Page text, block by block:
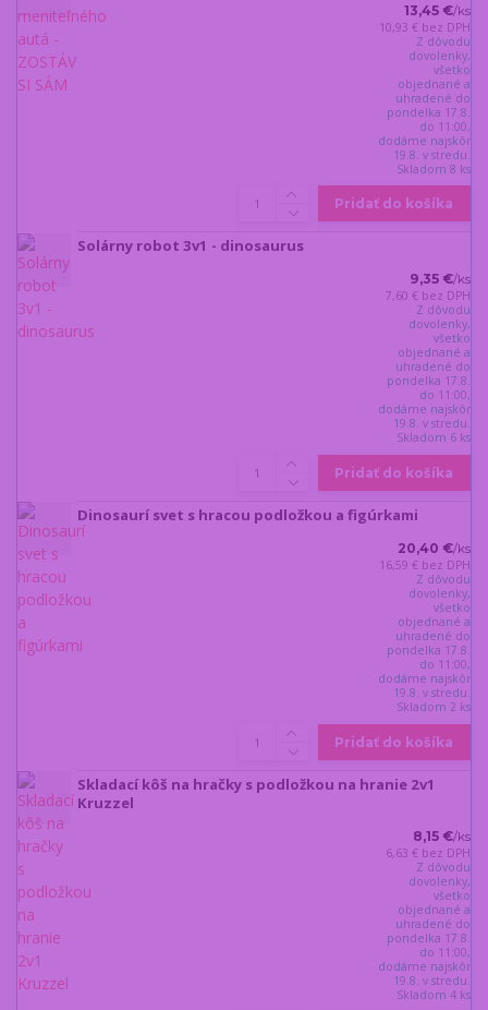
13,45 €/ks
10,93 € bez DPH
Z dôvodu
dovolenky,
všetko
objednané a
uhradené do
pondelka 17.8.
do 11:00,
dodáme najskôr
19.8. v stredu.
Skladom 8 ks
Pridať do košíka
Solárny robot 3v1 - dinosaurus
9,35 €/ks
7,60 € bez DPH
Z dôvodu
dovolenky,
všetko
objednané a
uhradené do
pondelka 17.8.
do 11:00,
dodáme najskôr
19.8. v stredu.
Skladom 6 ks
Pridať do košíka
Dinosaurí svet s hracou podložkou a figúrkami
20,40 €/ks
16,59 € bez DPH
Z dôvodu
dovolenky,
všetko
objednané a
uhradené do
pondelka 17.8.
do 11:00,
dodáme najskôr
19.8. v stredu.
Skladom 2 ks
Pridať do košíka
Skladací kôš na hračky s podložkou na hranie 2v1
Kruzzel
8,15 €/ks
6,63 € bez DPH
Z dôvodu
dovolenky,
všetko
objednané a
uhradené do
pondelka 17.8.
do 11:00,
dodáme najskôr
19.8. v stredu.
Skladom 4 ks